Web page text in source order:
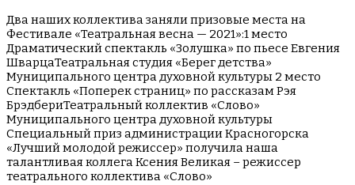
Два наших коллектива заняли призовые места на
Фестивале «Театральная весна — 2021»:1 место
Драматический спектакль «Золушка» по пьесе Евгения
ШварцаТеатральная студия «Берег детства»
Муниципального центра духовной культуры 2 место
Спектакль «Поперек страниц» по рассказам Рэя
БрэдбериТеатральный коллектив «Слово»
Муниципального центра духовной культуры
Специальный приз администрации Красногорска
«Лучший молодой режиссер» получила наша
талантливая коллега Ксения Великая – режиссер
театрального коллектива «Слово»